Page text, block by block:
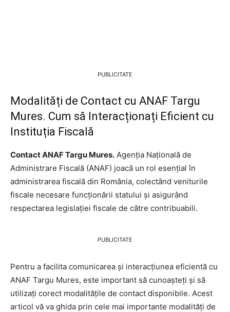
PUBLICITATE
Modalități de Contact cu ANAF Targu
Mures. Cum să Interacționați Eficient cu
Instituția Fiscală
Contact ANAF Targu Mures. Agenția Națională de
Administrare Fiscală (ANAF) joacă un rol esențial în
administrarea fiscală din România, colectând veniturile
fiscale necesare funcționării statului și asigurând
respectarea legislației fiscale de către contribuabili.
PUBLICITATE
Pentru a facilita comunicarea și interacțiunea eficientă cu
ANAF Targu Mures, este important să cunoașteți și să
utilizați corect modalitățile de contact disponibile. Acest
articol vă va ghida prin cele mai importante modalități de